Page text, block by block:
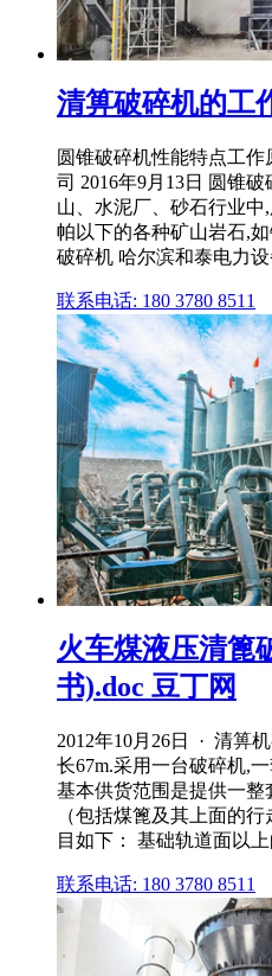
清箅破碎机的工
圆锥破碎机性能特点工
司 2016年9月13日 圆锥
山、水泥厂、砂石行业中
帕以下的各种矿山岩石,
破碎机 哈尔滨和泰电力设
联系电话: 180 3780 8511
火车煤液压清篦
书).doc 豆丁网
2012年10月26日 · 清箅
长67m.采用一台破碎机,
基本供货范围是提供一
（包括煤篦及其上面的
目如下： 基础轨道面以
联系电话: 180 3780 8511